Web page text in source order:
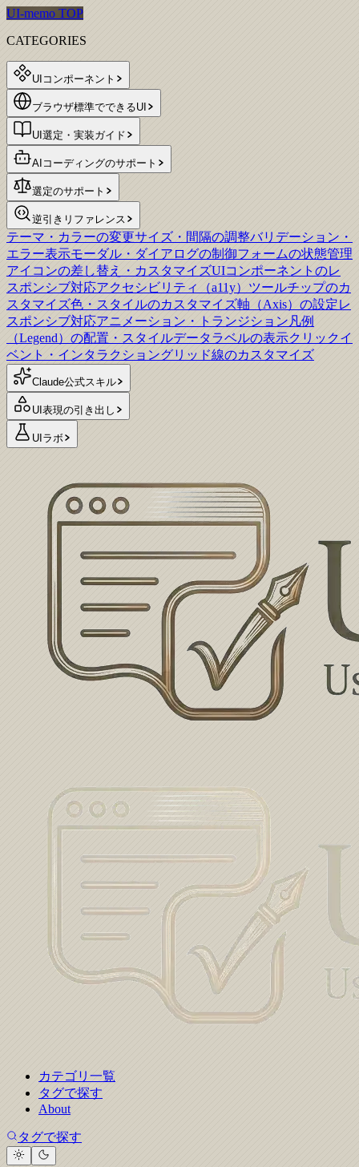
UI-memo TOP
CATEGORIES
UIコンポーネント
ブラウザ標準でできるUI
UI選定・実装ガイド
AIコーディングのサポート
選定のサポート
逆引きリファレンス
テーマ・カラーの変更サイズ・間隔の調整バリデーション・
エラー表示モーダル・ダイアログの制御フォームの状態管理
アイコンの差し替え・カスタマイズUIコンポーネントのレ
スポンシブ対応アクセシビリティ（a11y） ツールチップのカ
スタマイズ色・スタイルのカスタマイズ軸（Axis）の設定レ
スポンシブ対応アニメーション・トランジション 凡例
（Legend）の配置・スタイルデータラベルの表示クリックイ
ベント・インタラクショングリッド線のカスタマイズ
Claude公式スキル
UI表現の引き出し
UIラボ
カテゴリ一覧
タグで探す
About
タグで探す